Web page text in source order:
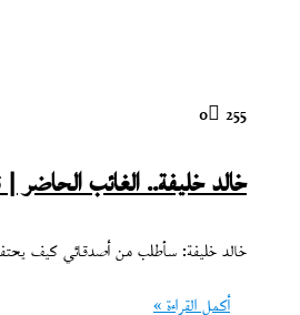
0 255
خالد خليفة.. الغائب الحاضر
خالد خليفة: سأطلب من أصدقائي كيف
أكمل القراءة »